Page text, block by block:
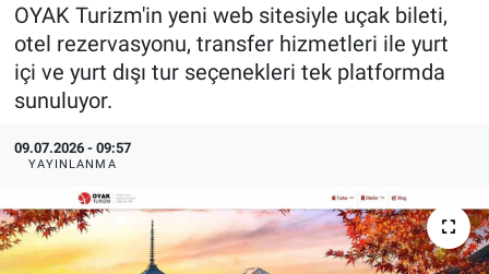
OYAK Turizm'in yeni web sitesiyle uçak bileti,
otel rezervasyonu, transfer hizmetleri ile yurt
içi ve yurt dışı tur seçenekleri tek platformda
sunuluyor.
09.07.2026 - 09:57
YAYINLANMA
Haber Arşivi